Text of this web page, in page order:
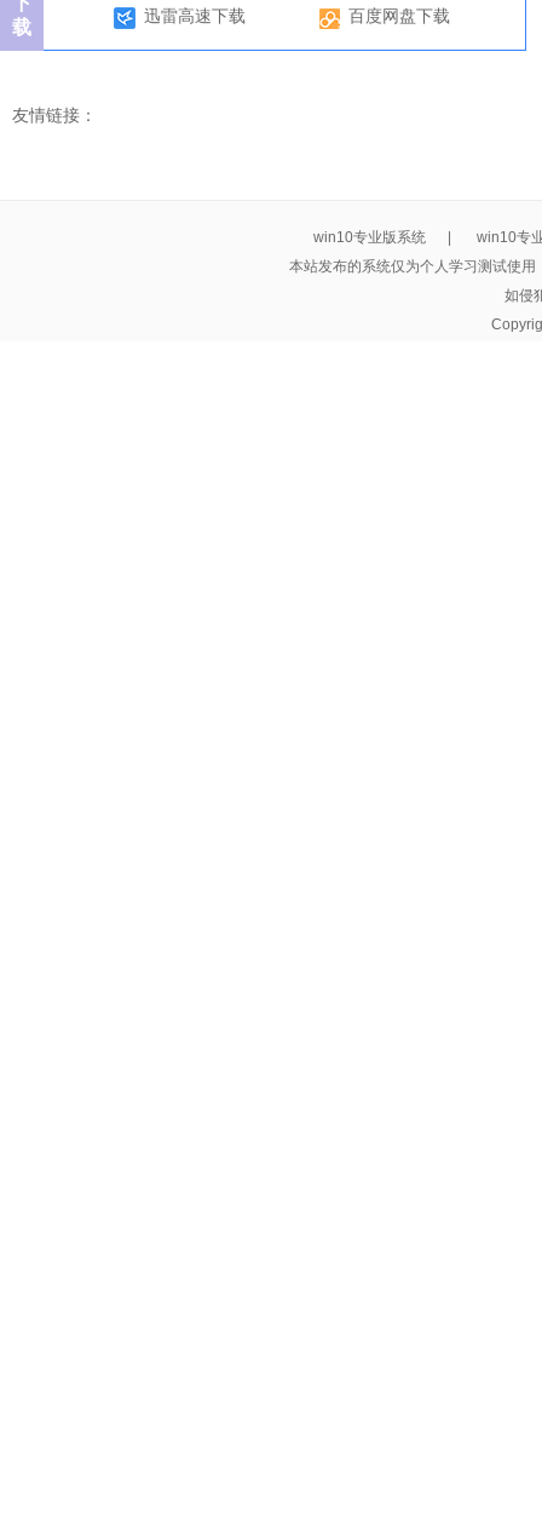
载
迅雷高速下载 百度网盘下载
友情链接：
win10专业版系统
win10专
本站发布的系统仅为个人学习测试使
如侵